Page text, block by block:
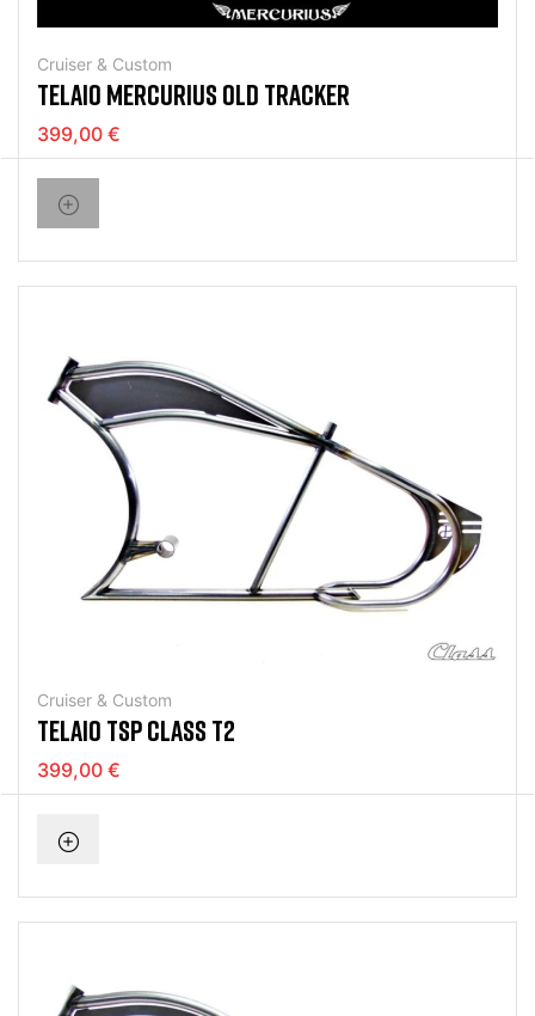
Cruiser & Custom
TELAIO MERCURIUS OLD TRACKER
399,00 €
Cruiser & Custom
TELAIO TSP CLASS T2
399,00 €